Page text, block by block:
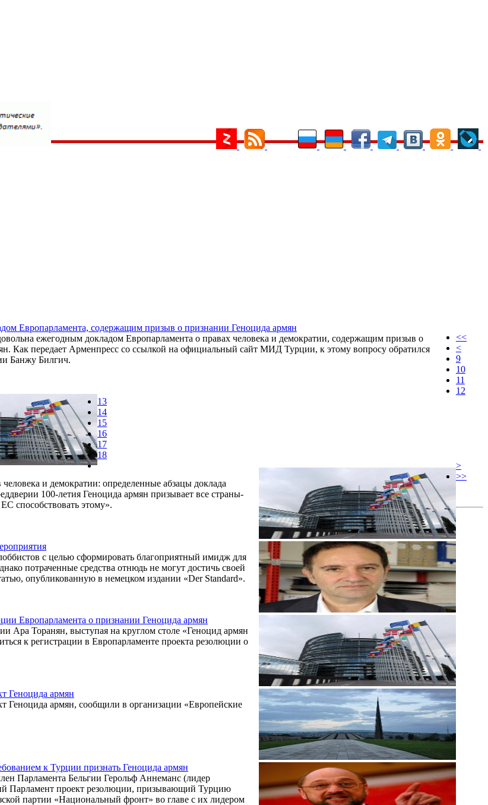
Европарламента, содержащим призыв о признании Геноцида армян
ежегодным докладом Европарламента о правах человека и демократии, содержащим призыв о
Как передает Арменпресс со ссылкой на официальный сайт МИД Турции, к этому вопросу обратился
Банжу Билгич.
и демократии: определенные абзацы доклада
100-летия Геноцида армян призывает все страны-
способствовать этому».
с целью сформировать благоприятный имидж для
потраченные средства отнюдь не могут достичь своей
опубликованную в немецком издании «Der Standard».
Европарламента о признании Геноцида армян
Ара Торанян, выступая на круглом столе «Геноцид армян
к регистрации в Европарламенте проекта резолюции о
Геноцида армян
Геноцида армян, сообщили в организации «Европейские
к Турции признать Геноцида армян
Парламента Бельгии Герольф Аннеманс (лидер
Парламент проект резолюции, призывающий Турцию
партии «Национальный фронт» во главе с их лидером
<<
<
9
10
11
12
13
14
15
16
17
18
>
>>